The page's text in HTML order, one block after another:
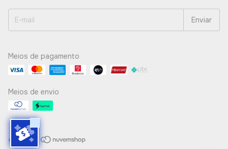
Meios de pagamento
Meios de envio